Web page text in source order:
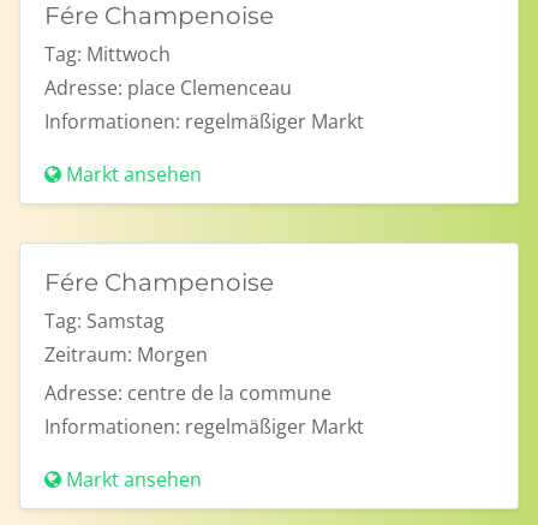
Fére Champenoise
Tag: Mittwoch
Adresse: place Clemenceau
Informationen: regelmäßiger Markt
Markt ansehen
Fére Champenoise
Tag: Samstag
Zeitraum: Morgen
Adresse: centre de la commune
Informationen: regelmäßiger Markt
Markt ansehen